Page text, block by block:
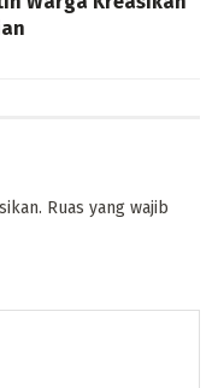
Ruas yang wajib